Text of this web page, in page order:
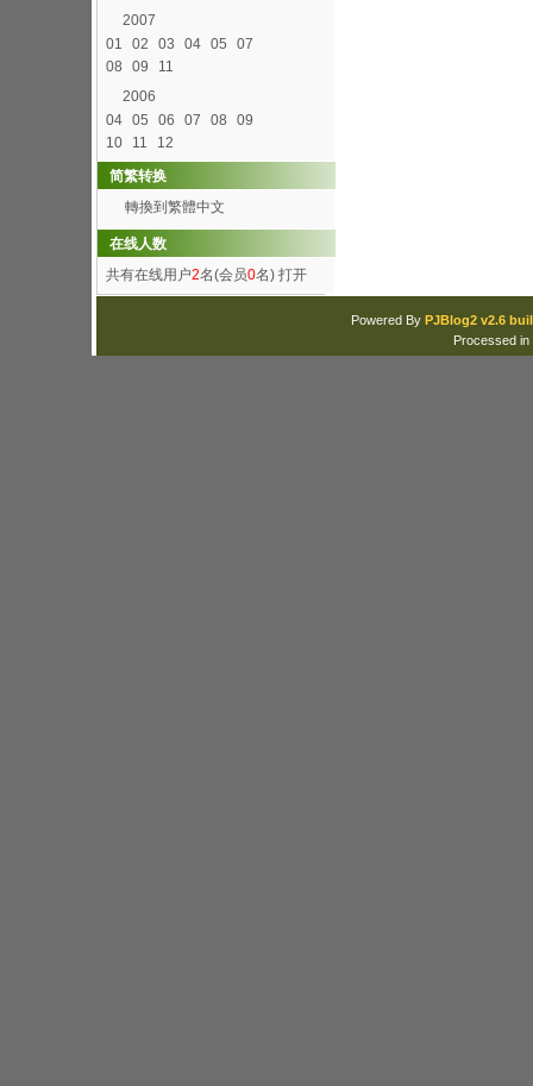
2007
01
02 03 04 05
07
08
09
11
2006
04 05 06 07 08
09
10
11
12
简繁转换
轉換到繁體中文
在线人数
共有在线用户2名(会员0名) 打开
Powered By PJBlog2 v2.6
Processed in